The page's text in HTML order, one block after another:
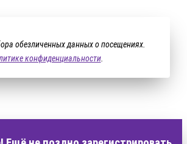
обезличенных данных о посещениях.
конфиденциальности.